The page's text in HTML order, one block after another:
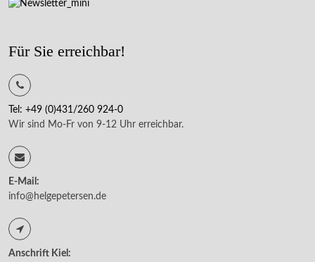
Für Sie erreichbar!
Tel: +49 (0)431/260 924-0
Wir sind Mo-Fr von 9-12 Uhr erreichbar.
E-Mail:
info@helgepetersen.de
Anschrift Kiel: